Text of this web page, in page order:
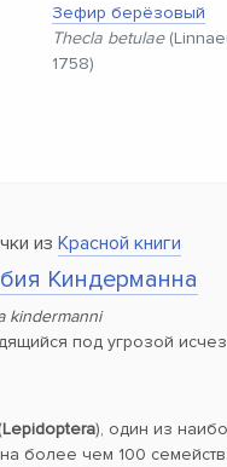
Зефир берёзовый
Thecla betulae
1758)
из Красной книги
Киндерманна
kindermanni
под угрозой
Lepidoptera), один из
более чем 100